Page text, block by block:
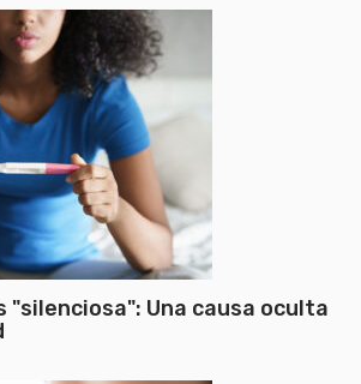
"silenciosa": Una causa oculta